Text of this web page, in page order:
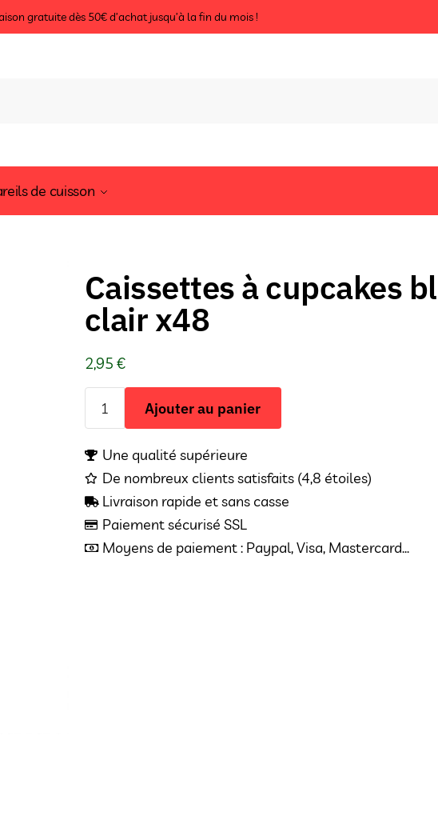
gratuite dès 50€ d’achat jusqu’à la fin du mois !
de cuisson
Caissettes à cupcakes
clair x48
2,95 €
Ajouter au panier
Une qualité supérieure
De nombreux clients satisfaits (4,8 étoiles)
Livraison rapide et sans casse
Paiement sécurisé SSL
Moyens de paiement : Paypal, Visa, Mastercard...